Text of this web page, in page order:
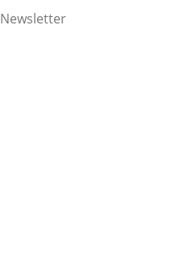
Newsletter